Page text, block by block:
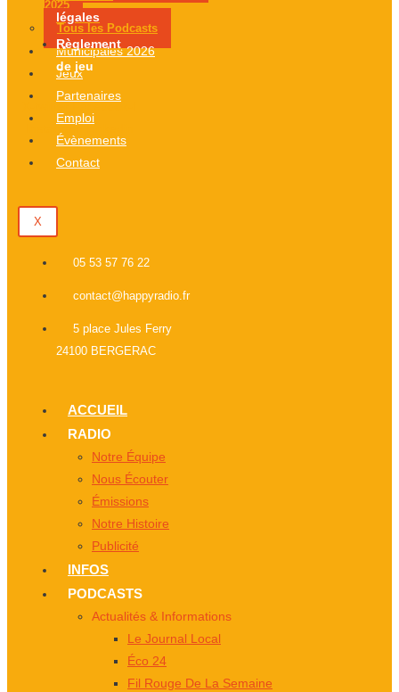
2025
Tous les Podcasts
Municipales 2026
Jeux
Partenaires
Emploi
Évènements
Contact
X
légales
Règlement
de jeu
X-twitter Facebook-f
Instagram Linkedin
05 53 57 76 22
contact@happyradio.fr
5 place Jules Ferry
24100 BERGERAC
ACCUEIL
RADIO
Notre Équipe
Nous Écouter
Émissions
Notre Histoire
Publicité
INFOS
PODCASTS
Actualités & Informations
Le Journal Local
Éco 24
Fil Rouge De La Semaine